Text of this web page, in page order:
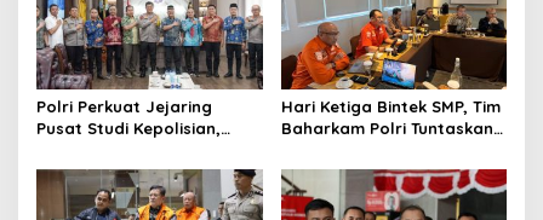
Polri Perkuat Jejaring
Pusat Studi Kepolisian,
Kebijakan dan Inovasi
Hari Ketiga Bintek SMP, Tim
Baharkam Polri Tuntaskan
Pengamanan Pertamina
Patra Niaga Jabar